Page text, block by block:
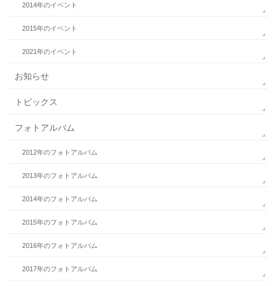
2014年のイベント
2015年のイベント
2021年のイベント
お知らせ
トピックス
フォトアルバム
2012年のフォトアルバム
2013年のフォトアルバム
2014年のフォトアルバム
2015年のフォトアルバム
2016年のフォトアルバム
2017年のフォトアルバム